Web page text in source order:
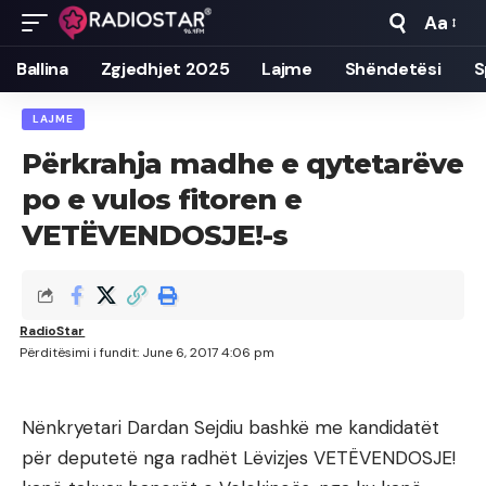
Font
Resizer
Aa
Ballina Zgjedhjet 2025 Lajme Shëndetësi
LAJME
Përkrahja madhe e qytetarëve
po e vulos fitoren e
VETËVENDOSJE!-s
Përditësimi i fundit: June 6, 2017 4:06 pm
RadioStar
Nënkryetari Dardan Sejdiu bashkë me kandidatët
për deputetë nga radhët Lëvizjes VETËVENDOSJE!